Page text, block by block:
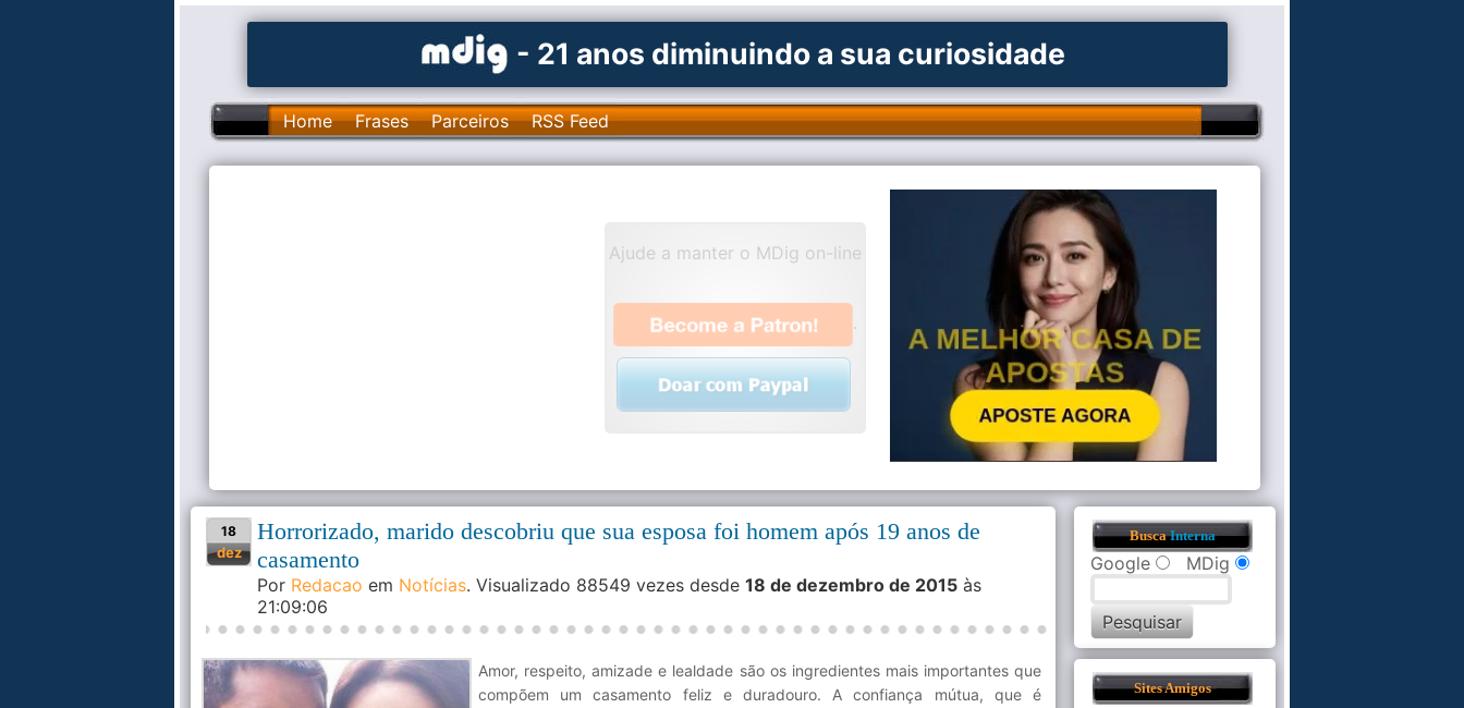
- 21 anos diminuindo a sua curiosidade
Home Frases Parceiros RSS Feed
Ajude a manter o MDig on-line
.
18
dez
Horrorizado, marido descobriu que sua esposa foi homem após 19 anos de
casamento
Por Redacao em Notícias. Visualizado 88549 vezes desde 18 de dezembro de 2015 às
21:09:06
Amor, respeito, amizade e lealdade são os ingredientes mais importantes que
compõem um casamento feliz e duradouro. A confiança mútua, que é
BuscaInterna
Google MDig
Sites Amigos